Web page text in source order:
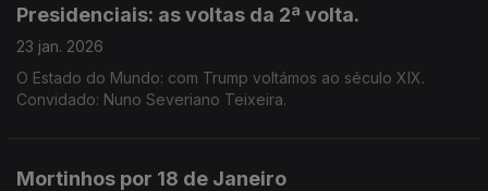
Presidenciais: as voltas da 2ª volta.
23 jan. 2026
O Estado do Mundo: com Trump voltámos ao século XIX.
Convidado: Nuno Severiano Teixeira.
Mortinhos por 18 de Janeiro